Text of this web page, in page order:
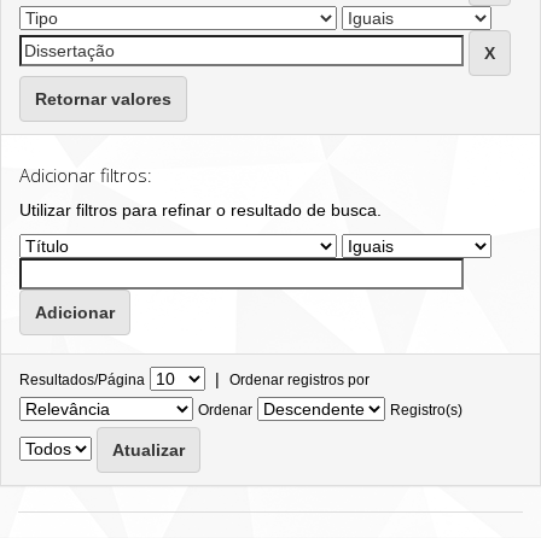
Retornar valores
Adicionar filtros:
Utilizar filtros para refinar o resultado de busca.
Resultados/Página | Ordenar registros por
Ordenar
Registro(s)